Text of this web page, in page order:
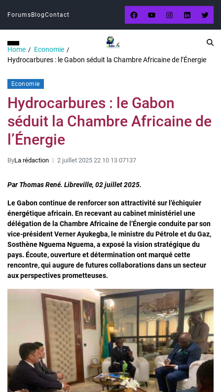
Forums BlogContact
Home
Economie
Hydrocarbures : le Gabon séduit la Chambre Africaine de l’Énergie
Economie
Hydrocarbures : le Gabon
séduit la Chambre Africaine de
l’Énergie
ByLa rédaction 2 juillet 2025 22 10 13 07137
Par Thomas René. Libreville, 02 juillet 2025.
Le Gabon continue de renforcer son attractivité sur l’échiquier
énergétique africain. En recevant au cabinet ministériel une
délégation de la Chambre Africaine de l’Énergie conduite par son
vice-président Verner Ayukegba, le ministre du Pétrole et du Gaz,
Sosthène Nguema Nguema, a exposé la vision stratégique du
pays. Écoute, ouverture et détermination ont marqué cette
rencontre, qui augure de futures collaborations dans un secteur
aux perspectives prometteuses.